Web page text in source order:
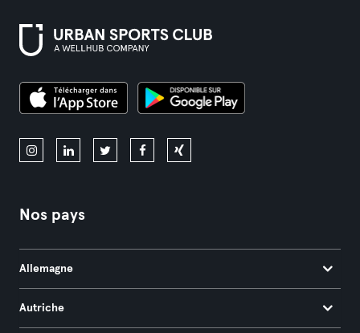
Nos pays
Allemagne
Autriche